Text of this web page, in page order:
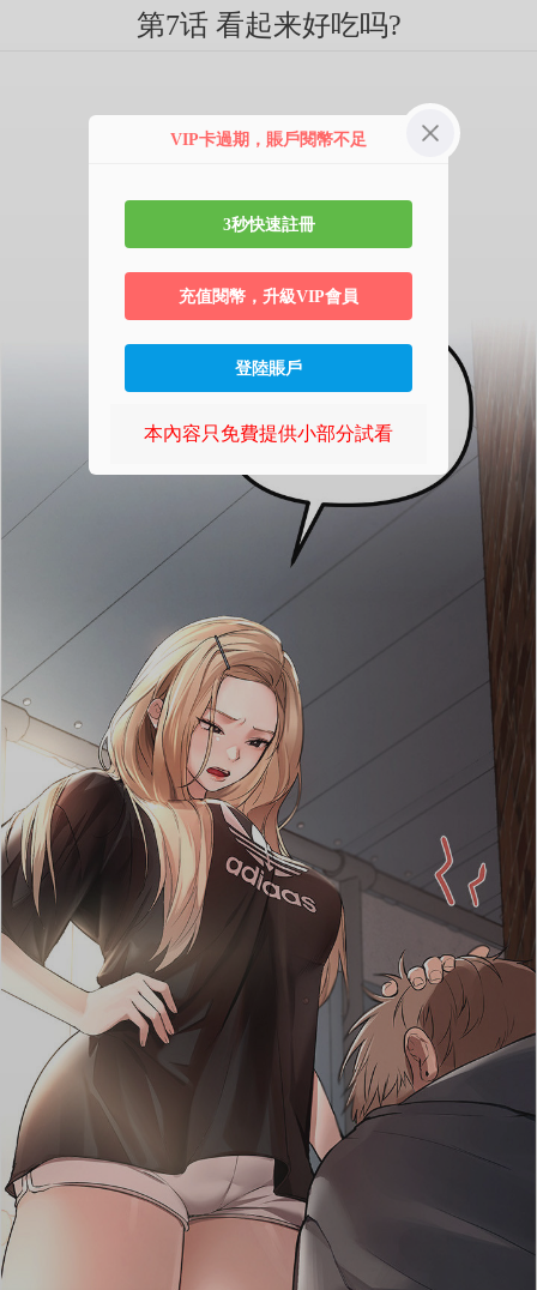
第7话 看起来好吃吗?
VIP卡過期，賬戶閱幣不足
3秒快速註冊
充值閱幣，升級VIP會員
登陸賬戶
本內容只免費提供小部分試看